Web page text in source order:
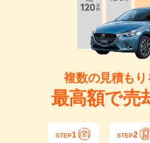
複数の見積も
最高額で売
STEP1 STEP2